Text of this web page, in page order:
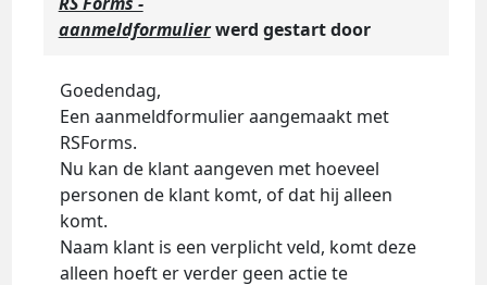
aanmeldformulierwerd gestart door
Goedendag,
Een aanmeldformulier aangemaakt met
RSForms.
Nu kan de klant aangeven met hoeveel
personen de klant komt, of dat hij alleen
komt.
Naam klant is een verplicht veld, komt deze
alleen hoeft er verder geen actie te